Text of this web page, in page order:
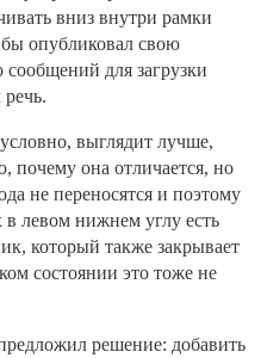
руки, пока у
{
getBet();
{
ВЫИГРАЛИ!!");
вниз внутри рамки
опубликовал свою
для загрузки
выглядит лучше,
почему она отличается, но
не переносятся и поэтому
в левом нижнем углу есть
который также закрывает
состоянии это тоже не
решение: добавить